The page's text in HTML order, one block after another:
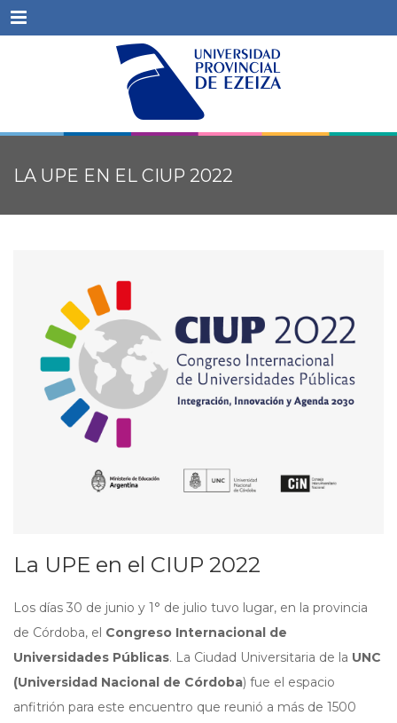
Menu
LA UPE EN EL CIUP 2022
La UPE en el CIUP 2022
Los días 30 de junio y 1° de julio tuvo lugar, en la provincia
de Córdoba, el Congreso Internacional de
Universidades Públicas. La Ciudad Universitaria de la UNC
(Universidad Nacional de Córdoba) fue el espacio
anfitrión para este encuentro que reunió a más de 1500